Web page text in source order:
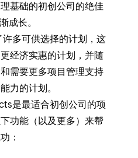
基础的初创公司的绝佳
成长。
多可供选择的计划，这
经济实惠的计划，并随
需要更多项目管理支持
力的计划。
是最适合初创公司的项
功能（以及更多）来帮
：